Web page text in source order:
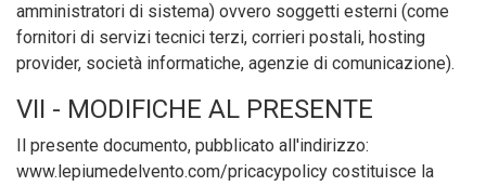
amministratori di sistema) ovvero soggetti esterni (come
fornitori di servizi tecnici terzi, corrieri postali, hosting
provider, società informatiche, agenzie di comunicazione).
VII - MODIFICHE AL PRESENTE
Il presente documento, pubblicato all'indirizzo:
www.lepiumedelvento.com/pricacypolicy costituisce la